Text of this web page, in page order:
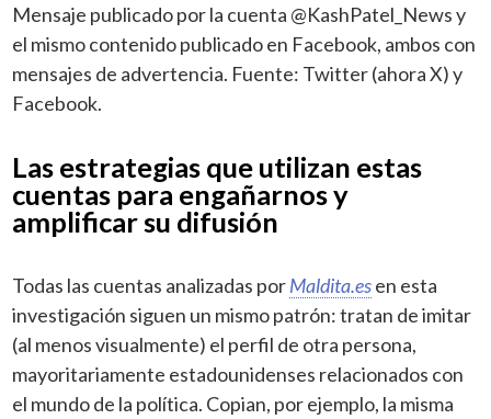
Mensaje publicado por la cuenta @KashPatel_News y
el mismo contenido publicado en Facebook, ambos con
mensajes de advertencia. Fuente: Twitter (ahora X) y
Facebook.
Las estrategias que utilizan estas
cuentas para engañarnos y
amplificar su difusión
Todas las cuentas analizadas porMaldita.esen esta
investigación siguen un mismo patrón: tratan de imitar
(al menos visualmente) el perfil de otra persona,
mayoritariamente estadounidenses relacionados con
el mundo de la política. Copian, por ejemplo, la misma